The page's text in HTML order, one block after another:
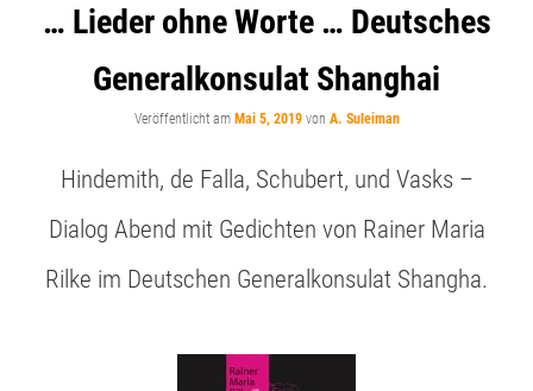
… Lieder ohne Worte … Deutsches
Generalkonsulat Shanghai
Veröffentlicht am Mai 5, 2019 von A. Suleiman
Hindemith, de Falla, Schubert, und Vasks –
Dialog Abend mit Gedichten von Rainer Maria
Rilke im Deutschen Generalkonsulat Shangha.